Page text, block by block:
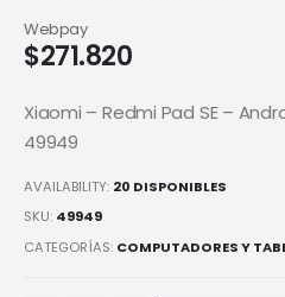
$271.820
Webpay
Xiaomi – Redmi Pad SE –
49949
AVAILABILITY: 20 DISPONIBLES
SKU: 49949
CATEGORÍAS: COMPUTADORES Y